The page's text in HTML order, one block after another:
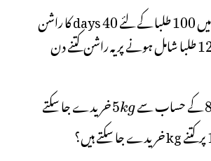
طلبا کے لئے days کا راشن
طلبا شامل ہونے پر یہ راشن کتنے دن
کے حساب سے
خریدے جا سکتے
پر کتنے kg خریدے جا سکتے ہیں؟